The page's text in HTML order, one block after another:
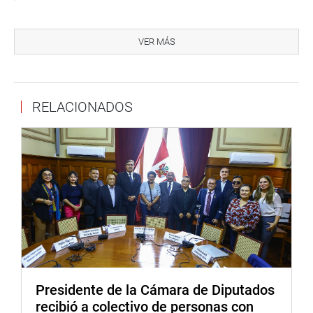
10880/2024-CR, impulsado por el congresista Edward
Málaga Trillo (NA), que propone la Ley de Protección y
Bienestar Digital de Niños y Adolescentes en Entornos
Digitales y Servicios en Línea.
En esa línea, la titular del mencionado grupo de trabajo
informó que el equipo técnico evaluó las opiniones y
observaciones recibidas, además de realizar una mesa de
trabajo multisectorial. No obstante, precisó que el
congresista Málaga solicitó tiempo adicional para
presentar recomendaciones complementarias, por lo cual
el debate fue postergado para una próxima sesión.
Como es público, el proyecto busca proteger la salud
mental y el desarrollo integral de los menores frente al
VER MÁS
RELACIONADOS
Presidente de la Cámara de Diputados
recibió a colectivo de personas con